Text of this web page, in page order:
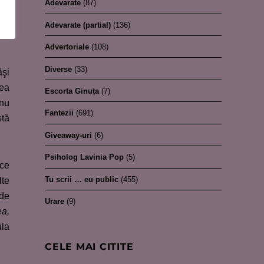
Adevarate (87)
Adevarate (partial) (136)
Advertoriale (108)
Diverse (33)
Escorta Ginuța (7)
Fantezii (691)
Giveaway-uri (6)
Psiholog Lavinia Pop (5)
Tu scrii … eu public (455)
Urare (9)
CELE MAI CITITE